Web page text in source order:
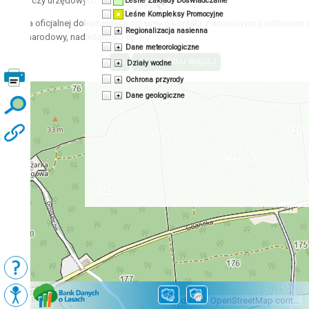
Map data © OpenStreetMap contributors, CC-BY-SA
Podkłady
Leśne Kompleksy Promocyjne
Regionalizacja nasienna
Dane meteorologiczne
Działy wodne
Ochrona przyrody
Dane geologiczne
oficjalnej dokumentacji prosimy o kontakt z właściwym podmiotem
park narodowy, nadleśnictwo itp.)